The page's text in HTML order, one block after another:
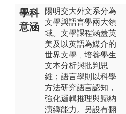
學科
意涵
陽明交大外文系分為
文學與語言學兩大領
域。文學課程涵蓋英
美及以英語為媒介的
世界文學，培養學生
文本分析與批判思
維；語言學則以科學
方法研究語言認知，
強化邏輯推理與歸納
演繹能力。另設有翻